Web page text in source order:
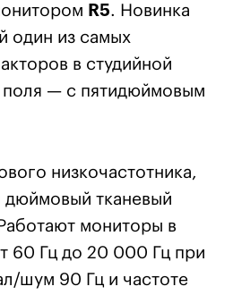
R5. Новинка
один из самых
в студийной
поля — с пятидюймовым
низкочастотника,
дюймовый тканевый
мониторы в
60 Гц до 20 000 Гц при
шум 90 Гц и частоте